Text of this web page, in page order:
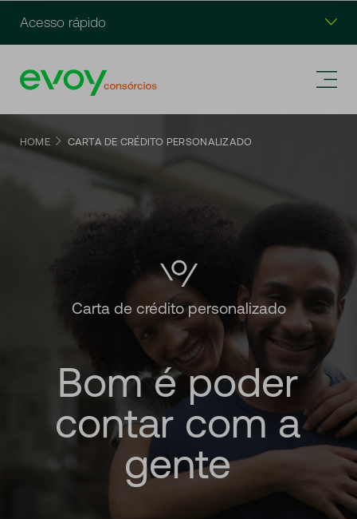
Acesso rápido
HOME CARTA DE CRÉDITO PERSONALIZADO
Carta de crédito personalizado
Bom é poder
contar com a
gente